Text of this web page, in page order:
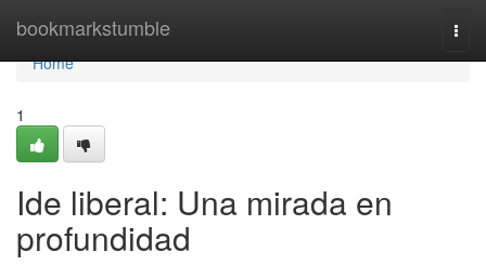
bookmarkstumble
Home
Home
1
Ide liberal: Una mirada en
profundidad